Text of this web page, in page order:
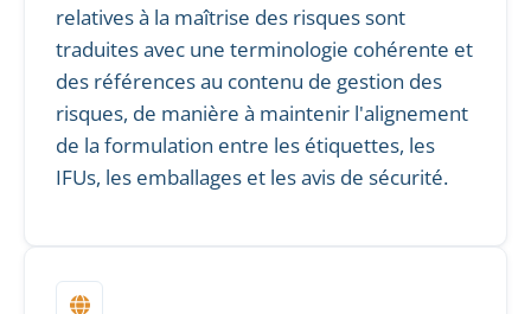
relatives à la maîtrise des risques sont
traduites avec une terminologie cohérente et
des références au contenu de gestion des
risques, de manière à maintenir l'alignement
de la formulation entre les étiquettes, les
IFUs, les emballages et les avis de sécurité.